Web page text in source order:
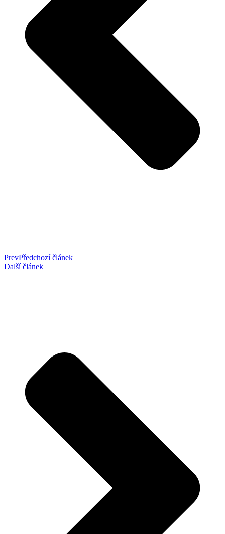
PrevPředchozí článek
Další článek